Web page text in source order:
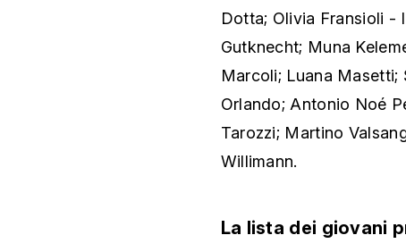
Dotta; Olivia Fransioli -
Gutknecht; Muna
Marcoli; Luana Masetti;
Orlando; Antonio Noé
Tarozzi; Martino
Willimann.
La lista dei giovani